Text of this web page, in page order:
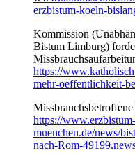
erzbistum-koeln-
Kommission
Bistum Limburg)
https://
mehr-oeffentlichkeit-
https://www.erzbistum-
muenchen.de/news/
nach-Rom-